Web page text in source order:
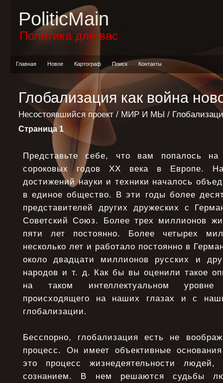
PoliticMain
Политика для вас
Главная Новое Картограф Поиск Контакты
Глобализация как война
Несостоявшийся проект / МИР И МЫ /
Страница 1
Представьте себе, что вам попалось на
сороковых годов XX века в Европе.
достижений науки и техники началось
в единое общество. В эти годы более
представителей других дружеских с
Советский Союз. Более трех миллионов
пяти лет постоянно. Более четырех
несколько лет и работало постоянно в
около двадцати миллионов русских и
народов и т. д. Как бы вы оценили такое
на таком интеллектуальном уровне
происходящего на наших глазах и с
глобализации.
Бесспорно, глобализация есть не
процесс. Он имеет объективные
это процесс жизнедеятельности
сознанием. В нем решаются судьбы